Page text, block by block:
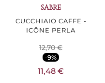
SABRE
CUCCHIAIO CAFFE -
ICÔNE PERLA
12,70 €
-9%
11,48 €